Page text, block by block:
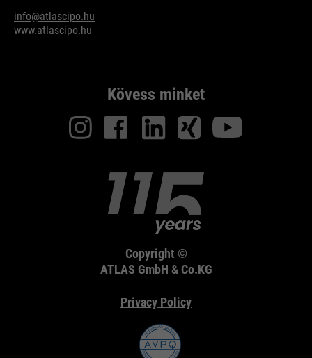
info@atlascipo.hu
www.atlascipo.hu
Kövess minket
Copyright ©
ATLAS GmbH & Co.KG
Privacy Policy